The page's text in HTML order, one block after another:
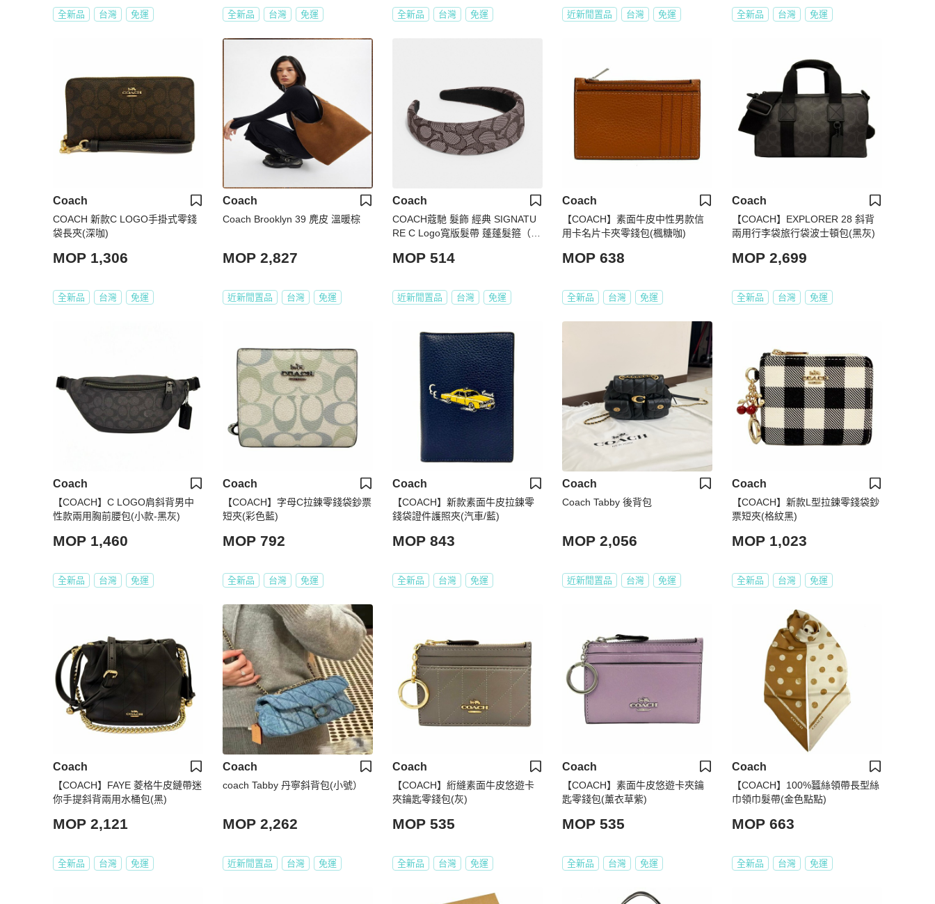
全新品 台灣 免運 全新品 台灣 免運 全新品 台灣 免運 近新閒置品 台灣 免運 全新品 台灣 免運
Coach
COACH 新款C LOGO手掛式零錢
袋長夾(深咖)
MOP 1,306
全新品 台灣 免運
Coach
Coach Brooklyn 39 麂皮 溫暖棕
MOP 2,827
近新閒置品 台灣 免運
Coach
COACH蔻馳 髮飾 經典 SIGNATU
RE C Logo寬版髮帶 蓬蓬髮箍（橡
MOP 514
近新閒置品 台灣 免運
Coach
【COACH】素面牛皮中性男款信
用卡名片卡夾零錢包(楓糖咖)
MOP 638
全新品 台灣 免運
Coach
【COACH】EXPLORER 28 斜背
兩用行李袋旅行袋波士頓包(黑灰)
MOP 2,699
全新品 台灣 免運
Coach
【COACH】C LOGO肩斜背男中
性款兩用胸前腰包(小款-黑灰)
MOP 1,460
全新品 台灣 免運
Coach
【COACH】字母C拉鍊零錢袋鈔票
短夾(彩色藍)
MOP 792
全新品 台灣 免運
Coach
【COACH】新款素面牛皮拉鍊零
錢袋證件護照夾(汽車/藍)
MOP 843
全新品 台灣 免運
Coach
Coach Tabby 後背包
MOP 2,056
近新閒置品 台灣 免運
Coach
【COACH】新款L型拉鍊零錢袋鈔
票短夾(格紋黑)
MOP 1,023
全新品 台灣 免運
Coach
【COACH】FAYE 菱格牛皮鏈帶迷
你手提斜背兩用水桶包(黑)
MOP 2,121
全新品 台灣 免運
Coach
coach Tabby 丹寧斜背包(小號）
MOP 2,262
近新閒置品 台灣 免運
Coach
【COACH】絎縫素面牛皮悠遊卡
夾鑰匙零錢包(灰)
MOP 535
全新品 台灣 免運
Coach
【COACH】素面牛皮悠遊卡夾鑰
匙零錢包(薰衣草紫)
MOP 535
全新品 台灣 免運
Coach
【COACH】100%蠶絲領帶長型絲
巾領巾髮帶(金色點點)
MOP 663
全新品 台灣 免運